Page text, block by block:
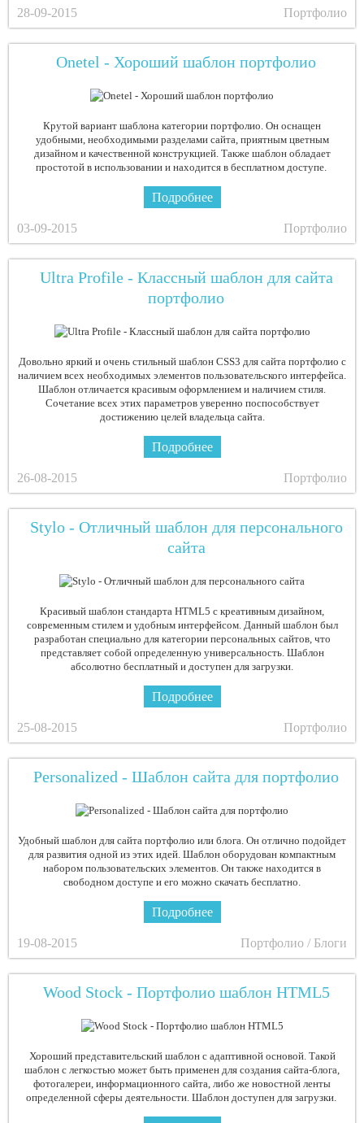
28-09-2015 Портфолио
Onetel - Хороший шаблон портфолио
Крутой вариант шаблона категории портфолио. Он оснащен
удобными, необходимыми разделами сайта, приятным цветным
дизайном и качественной конструкцией. Также шаблон обладает
простотой в использовании и находится в бесплатном доступе.
Подробнее
03-09-2015 Портфолио
Ultra Profile - Классный шаблон для сайта
портфолио
Довольно яркий и очень стильный шаблон CSS3 для сайта портфолио с
наличием всех необходимых элементов пользовательского интерфейса.
Шаблон отличается красивым оформлением и наличием стиля.
Сочетание всех этих параметров уверенно поспособствует
достижению целей владельца сайта.
Подробнее
26-08-2015 Портфолио
Stylo - Отличный шаблон для персонального
сайта
Красивый шаблон стандарта HTML5 с креативным дизайном,
современным стилем и удобным интерфейсом. Данный шаблон был
разработан специально для категории персональных сайтов, что
представляет собой определенную универсальность. Шаблон
абсолютно бесплатный и доступен для загрузки.
Подробнее
25-08-2015 Портфолио
Personalized - Шаблон сайта для портфолио
Удобный шаблон для сайта портфолио или блога. Он отлично подойдет
для развития одной из этих идей. Шаблон оборудован компактным
набором пользовательских элементов. Он также находится в
свободном доступе и его можно скачать бесплатно.
Подробнее
19-08-2015 Портфолио / Блоги
Wood Stock - Портфолио шаблон HTML5
Хороший представительский шаблон с адаптивной основой. Такой
шаблон с легкостью может быть применен для создания сайта-блога,
фотогалереи, информационного сайта, либо же новостной ленты
определенной сферы деятельности. Шаблон доступен для загрузки.